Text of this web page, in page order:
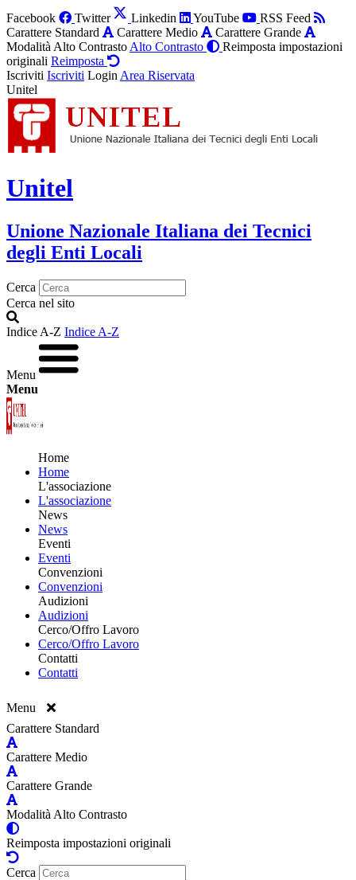
Facebook Twitter Linkedin YouTube
RSS Feed
Carattere Standard
Carattere Medio
Carattere Grande
Modalità Alto Contrasto Alto Contrasto
Reimposta impostazioni
originali Reimposta
Iscriviti Iscriviti Login Area Riservata
Unitel
Unitel
Unione Nazionale Italiana dei Tecnici
degli Enti Locali
Cerca
Cerca nel sito
Indice A-Z Indice A-Z
Menu
Menu
Home
Home
L'associazione
L'associazione
News
News
Eventi
Eventi
Convenzioni
Convenzioni
Audizioni
Audizioni
Cerco/Offro Lavoro
Cerco/Offro Lavoro
Contatti
Contatti
Menu
Carattere Standard
Carattere Medio
Carattere Grande
Modalità Alto Contrasto
Reimposta impostazioni originali
Cerca